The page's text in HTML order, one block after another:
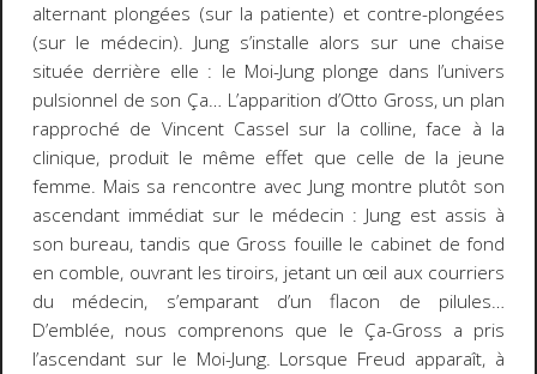
alternant plongées (sur la patiente) et contre-plongées
(sur le médecin). Jung s’installe alors sur une chaise
située derrière elle : le Moi-Jung plonge dans l’univers
pulsionnel de son Ça… L’apparition d’Otto Gross, un plan
rapproché de Vincent Cassel sur la colline, face à la
clinique, produit le même effet que celle de la jeune
femme. Mais sa rencontre avec Jung montre plutôt son
ascendant immédiat sur le médecin : Jung est assis à
son bureau, tandis que Gross fouille le cabinet de fond
en comble, ouvrant les tiroirs, jetant un œil aux courriers
du médecin, s’emparant d’un flacon de pilules…
D’emblée, nous comprenons que le Ça-Gross a pris
l’ascendant sur le Moi-Jung. Lorsque Freud apparaît, à